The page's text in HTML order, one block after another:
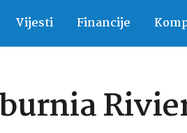
Vijesti Financije